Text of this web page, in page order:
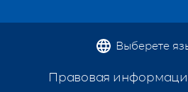
Правовая
Выберете